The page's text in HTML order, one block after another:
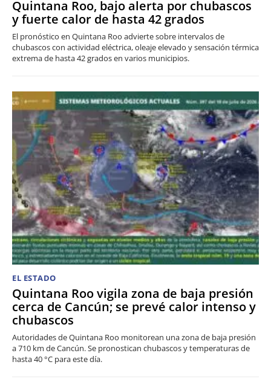
Quintana Roo, bajo alerta por chubascos
y fuerte calor de hasta 42 grados
El pronóstico en Quintana Roo advierte sobre intervalos de
chubascos con actividad eléctrica, oleaje elevado y sensación térmica
extrema de hasta 42 grados en varios municipios.
EL ESTADO
Quintana Roo vigila zona de baja presión
cerca de Cancún; se prevé calor intenso y
chubascos
Autoridades de Quintana Roo monitorean una zona de baja presión
a 710 km de Cancún. Se pronostican chubascos y temperaturas de
hasta 40 °C para este día.